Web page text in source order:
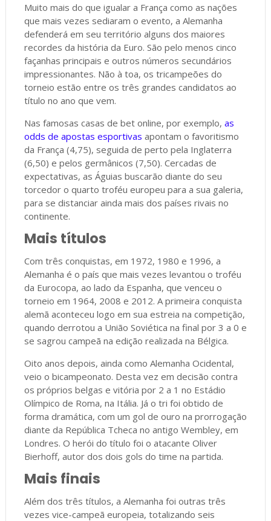
Muito mais do que igualar a França como as nações
que mais vezes sediaram o evento, a Alemanha
defenderá em seu território alguns dos maiores
recordes da história da Euro. São pelo menos cinco
façanhas principais e outros números secundários
impressionantes. Não à toa, os tricampeões do
torneio estão entre os três grandes candidatos ao
título no ano que vem.
Nas famosas casas de bet online, por exemplo, as
odds de apostas esportivas apontam o favoritismo
da França (4,75), seguida de perto pela Inglaterra
(6,50) e pelos germânicos (7,50). Cercadas de
expectativas, as Águias buscarão diante do seu
torcedor o quarto troféu europeu para a sua galeria,
para se distanciar ainda mais dos países rivais no
continente.
Mais títulos
Com três conquistas, em 1972, 1980 e 1996, a
Alemanha é o país que mais vezes levantou o troféu
da Eurocopa, ao lado da Espanha, que venceu o
torneio em 1964, 2008 e 2012. A primeira conquista
alemã aconteceu logo em sua estreia na competição,
quando derrotou a União Soviética na final por 3 a 0 e
se sagrou campeã na edição realizada na Bélgica.
Oito anos depois, ainda como Alemanha Ocidental,
veio o bicampeonato. Desta vez em decisão contra
os próprios belgas e vitória por 2 a 1 no Estádio
Olímpico de Roma, na Itália. Já o tri foi obtido de
forma dramática, com um gol de ouro na prorrogação
diante da República Tcheca no antigo Wembley, em
Londres. O herói do título foi o atacante Oliver
Bierhoff, autor dos dois gols do time na partida.
Mais finais
Além dos três títulos, a Alemanha foi outras três
vezes vice-campeã europeia, totalizando seis